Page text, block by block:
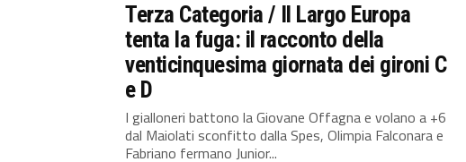
Terza Categoria / Il Largo Europa
tenta la fuga: il racconto della
venticinquesima giornata dei gironi C
e D
I gialloneri battono la Giovane Offagna e volano a +6
dal Maiolati sconfitto dalla Spes, Olimpia Falconara e
Fabriano fermano Junior...